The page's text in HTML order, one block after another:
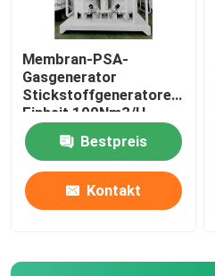
Membran-PSA-
Gasgenerator
Stickstoffgeneratoren
Einheit 100Nm3/H,
Reinheit 99,9%
Bestpreis
Kontakt